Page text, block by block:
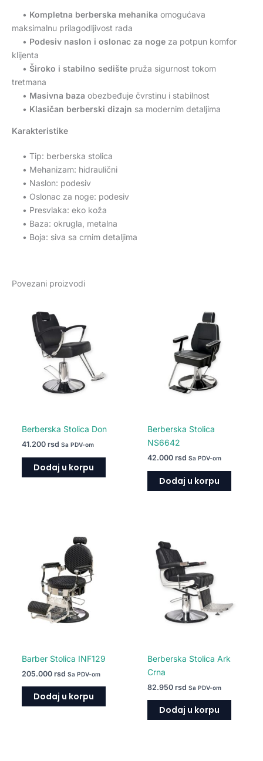
• Kompletna berberska mehanika omogućava
maksimalnu prilagodljivost rada
• Podesiv naslon i oslonac za noge za potpun komfor
klijenta
• Široko i stabilno sedište pruža sigurnost tokom
tretmana
• Masivna baza obezbeđuje čvrstinu i stabilnost
• Klasičan berberski dizajn sa modernim detaljima
Karakteristike
• Tip: berberska stolica
• Mehanizam: hidraulični
• Naslon: podesiv
• Oslonac za noge: podesiv
• Presvlaka: eko koža
• Baza: okrugla, metalna
• Boja: siva sa crnim detaljima
Povezani proizvodi
Berberska Stolica Don
41.200 rsd Sa PDV-om
Dodaj u korpu
Berberska Stolica
NS6642
42.000 rsd Sa PDV-om
Dodaj u korpu
Barber Stolica INF129
205.000 rsd Sa PDV-om
Dodaj u korpu
Berberska Stolica Ark
Crna
82.950 rsd Sa PDV-om
Dodaj u korpu